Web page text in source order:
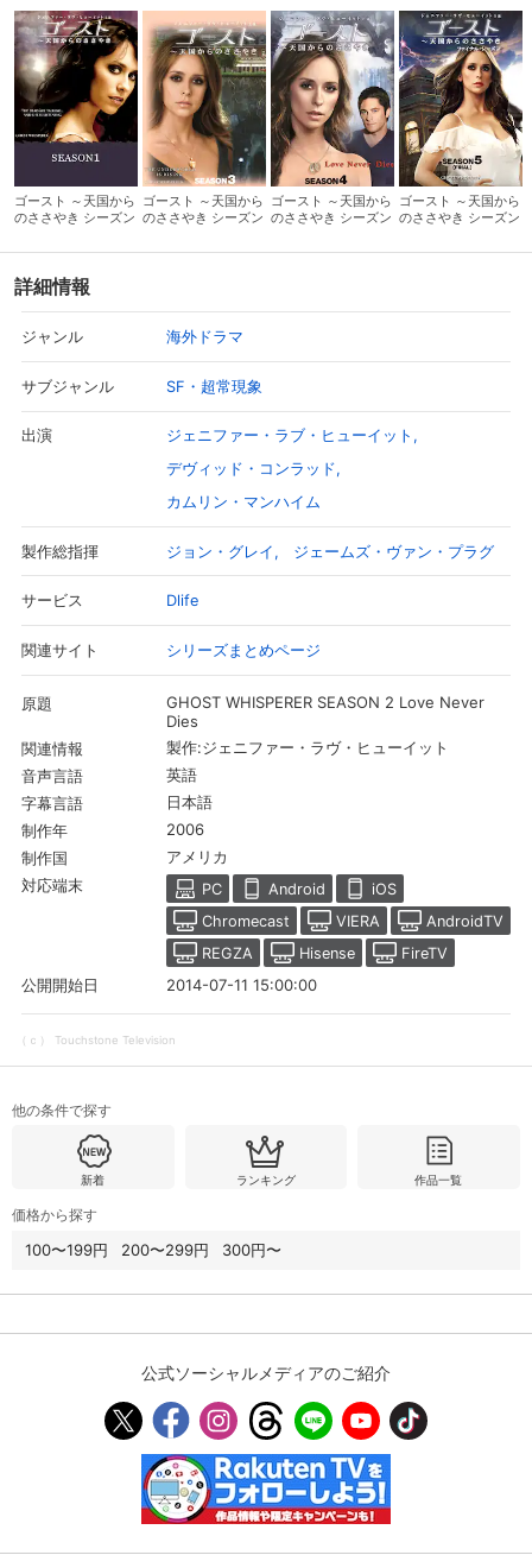
会員設定 会員情報
基本情報、本人連絡先、パスワード 、クレ
ジットカード情報の変更が可能です。
決済方法変更 決済方法の変更が可能です。
Myクーポン
現在獲得済みのお得なクーポンを確認でき
ます。
レンタル、購入、定額見放題の購入履歴の
お気に入りに登録した作品を確認できま
能です。
サイト内の閲覧履歴を確認できます。履歴
の削除も可能です。
サイト内で表示される作品の表示制限が可
能です。5段階の年齢区分から選択できま
ゴースト ～天国から
のささやき シーズン
ゴースト ～天国から
のささやき シーズン
ゴースト ～天国から
のささやき シーズン
ゴースト ～天国から
のささやき シーズン
詳細情報
ジャンル 海外ドラマ
サブジャンル SF・超常現象
出演
ジェニファー・ラブ・ヒューイット
デヴィッド・コンラッド
カムリン・マンハイム
製作総指揮 ジョン・グレイ ジェームズ・ヴァン・プラグ
サービス Dlife
関連サイト シリーズまとめページ
原題
GHOST WHISPERER SEASON 2 Love Never
Dies
関連情報 製作:ジェニファー・ラヴ・ヒューイット
音声言語 英語
字幕言語 日本語
制作年 2006
制作国 アメリカ
対応端末 PC Android
iOS
Chromecast
VIERA
AndroidTV
REGZA
Hisense
FireTV
公開開始日
2014-07-11 15:00:00
（ｃ） Touchstone Television
他の条件で探す
新着 ランキング 作品一覧
価格から探す
100〜199円 200〜299円 300円〜
公式ソーシャルメディアのご紹介